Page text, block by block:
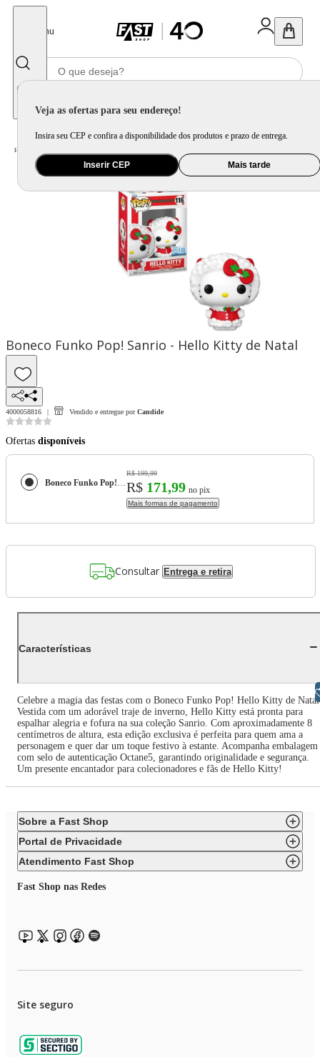
Menu
Veja as ofertas para seu endereço!
Insira seu CEP e confira a disponibilidade dos produtos e prazo de entrega.
Inserir CEP Mais tarde
Home
Boneco Funko Pop! Sanrio - Hello Kitty de Natal
4000058816 Vendido e entregue por Candide
Ofertas disponíveis
Boneco Funko Pop! Sanrio - Hello Kitty de Natal
R$ 199,99
R$ 171,99 no pix
Mais formas de pagamento
Consultar Entrega e retira
Características
Celebre a magia das festas com o Boneco Funko Pop! Hello Kitty de
Vestida com um adorável traje de inverno, Hello Kitty está pronta para
espalhar alegria e fofura na sua coleção Sanrio. Com aproximadamente 8
centímetros de altura, esta edição exclusiva é perfeita para quem ama a
personagem e quer dar um toque festivo à estante. Acompanha embalagem
com selo de autenticação Octane5, garantindo originalidade e segurança.
Um presente encantador para colecionadores e fãs de Hello Kitty!
Sobre a Fast Shop
Portal de Privacidade
Atendimento Fast Shop
Fast Shop nas Redes
Site seguro